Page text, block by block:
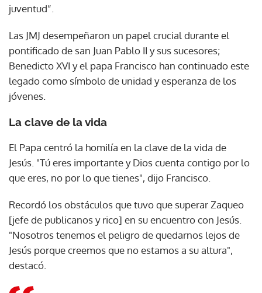
juventud”.
Las JMJ desempeñaron un papel crucial durante el
pontificado de san Juan Pablo II y sus sucesores;
Benedicto XVI y el papa Francisco han continuado este
legado como símbolo de unidad y esperanza de los
jóvenes.
La clave de la vida
El Papa centró la homilía en la clave de la vida de
Jesús. "Tú eres importante y Dios cuenta contigo por lo
que eres, no por lo que tienes", dijo Francisco.
Recordó los obstáculos que tuvo que superar Zaqueo
[jefe de publicanos y rico] en su encuentro con Jesús.
"Nosotros tenemos el peligro de quedarnos lejos de
Jesús porque creemos que no estamos a su altura",
destacó.